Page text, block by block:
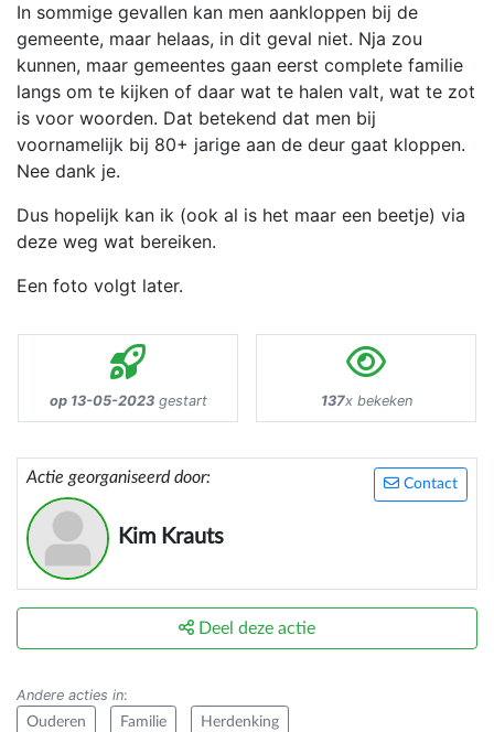
In sommige gevallen kan men aankloppen bij de
gemeente, maar helaas, in dit geval niet. Nja zou
kunnen, maar gemeentes gaan eerst complete familie
langs om te kijken of daar wat te halen valt, wat te zot
is voor woorden. Dat betekend dat men bij
voornamelijk bij 80+ jarige aan de deur gaat kloppen.
Nee dank je.
Dus hopelijk kan ik (ook al is het maar een beetje) via
deze weg wat bereiken.
Een foto volgt later.
op 13-05-2023gestart 137x bekeken
Contact
Actie georganiseerd door:
Kim Krauts
Deel deze actie
Andere acties in:
Ouderen Familie Herdenking